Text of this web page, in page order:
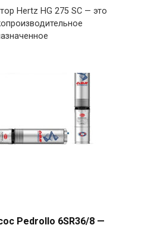
Hertz HG 275 SC — это
Pedrollo 6SR36/8 —